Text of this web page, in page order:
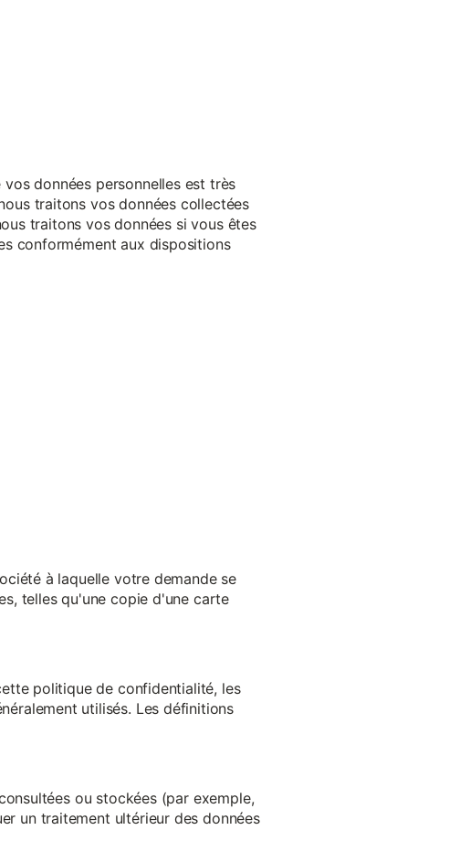
données personnelles est très
traitons vos données collectées
traitons vos données si vous êtes
conformément aux dispositions
à laquelle votre demande se
telles qu'une copie d'une carte
politique de confidentialité, les
utilisés. Les définitions
ou stockées (par exemple,
un traitement ultérieur des données